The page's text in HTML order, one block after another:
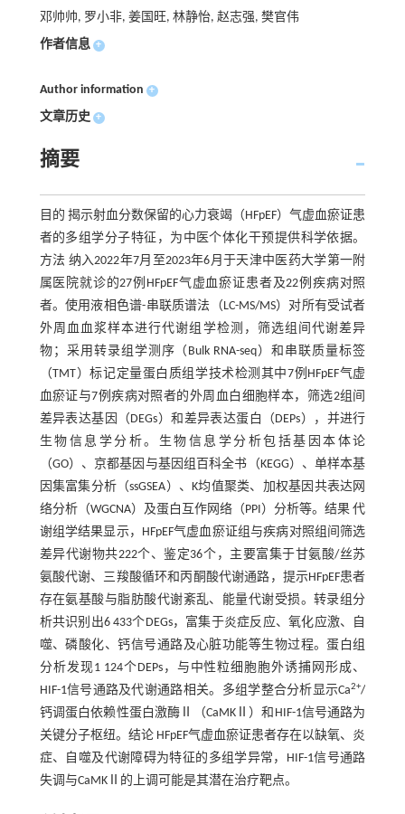
邓帅帅, 罗小非, 姜国旺, 林静怡, 赵志强, 樊官伟
作者信息 +
Author information +
文章历史 +
摘要
目的 揭示射血分数保留的心力衰竭（HFpEF）气虚血瘀证患
者的多组学分子特征，为中医个体化干预提供科学依据。
方法 纳入2022年7月至2023年6月于天津中医药大学第一附
属医院就诊的27例HFpEF气虚血瘀证患者及22例疾病对照
者。使用液相色谱-串联质谱法（LC-MS/MS）对所有受试者
外周血血浆样本进行代谢组学检测，筛选组间代谢差异
物；采用转录组学测序（Bulk RNA-seq）和串联质量标签
（TMT）标记定量蛋白质组学技术检测其中7例HFpEF气虚
血瘀证与7例疾病对照者的外周血白细胞样本，筛选2组间
差异表达基因（DEGs）和差异表达蛋白（DEPs），并进行
生物信息学分析。生物信息学分析包括基因本体论
（GO）、京都基因与基因组百科全书（KEGG）、单样本基
因集富集分析（ssGSEA）、K均值聚类、加权基因共表达网
络分析（WGCNA）及蛋白互作网络（PPI）分析等。结果 代
谢组学结果显示，HFpEF气虚血瘀证组与疾病对照组间筛选
差异代谢物共222个、鉴定36个，主要富集于甘氨酸/丝苏
氨酸代谢、三羧酸循环和丙酮酸代谢通路，提示HFpEF患者
存在氨基酸与脂肪酸代谢紊乱、能量代谢受损。转录组分
析共识别出6 433个DEGs，富集于炎症反应、氧化应激、自
噬、磷酸化、钙信号通路及心脏功能等生物过程。蛋白组
分析发现1 124个DEPs，与中性粒细胞胞外诱捕网形成、
HIF-1信号通路及代谢通路相关。多组学整合分析显示Ca2+/
钙调蛋白依赖性蛋白激酶Ⅱ（CaMKⅡ）和HIF-1信号通路为
关键分子枢纽。结论 HFpEF气虚血瘀证患者存在以缺氧、炎
症、自噬及代谢障碍为特征的多组学异常，HIF-1信号通路
失调与CaMKⅡ的上调可能是其潜在治疗靶点。